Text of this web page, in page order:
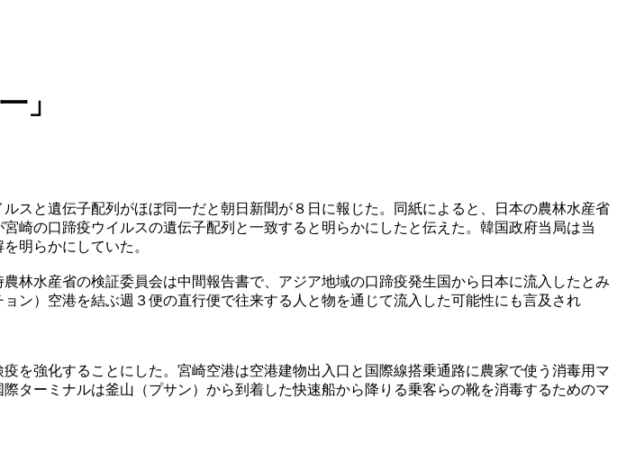
」
スと遺伝子配列がほぼ同一だと朝日新聞が８日に報じた。同紙によると、日本の農林水産省
崎の口蹄疫ウイルスの遺伝子配列と一致すると明らかにしたと伝えた。韓国政府当局は当
明らかにしていた。
林水産省の検証委員会は中間報告書で、アジア地域の口蹄疫発生国から日本に流入したとみ
ン）空港を結ぶ週３便の直行便で往来する人と物を通じて流入した可能性にも言及され
を強化することにした。宮崎空港は空港建物出入口と国際線搭乗通路に農家で使う消毒用マ
ターミナルは釜山（プサン）から到着した快速船から降りる乗客らの靴を消毒するためのマ